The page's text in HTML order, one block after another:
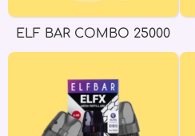
ELF BAR COMBO 25000